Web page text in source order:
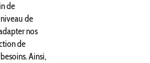
de
de
nos
de
Ainsi,